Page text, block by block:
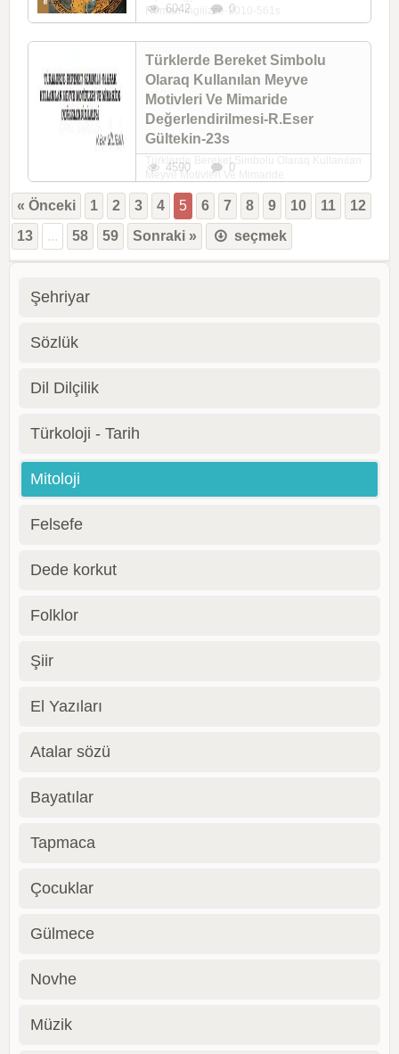
Roman-Ingilizce-2010-561s
6042 0
Türklerde Bereket Simbolu
Olaraq Kullanılan Meyve
Motivleri Ve Mimaride
Değerlendirilmesi-R.Eser
Gültekin-23s
Türklerde Bereket Simbolu Olaraq Kullanılan
Meyve Motivleri Ve Mimaride
4590 0
« Önceki 1 2 3 4 5 6 7 8 9 10 11
12
13
... 58 59 Sonraki » seçmek
Şehriyar
Sözlük
Dil Dilçilik
Türkoloji - Tarih
Mitoloji
Felsefe
Dede korkut
Folklor
Şiir
El Yazıları
Atalar sözü
Bayatılar
Tapmaca
Çocuklar
Gülmece
Novhe
Müzik